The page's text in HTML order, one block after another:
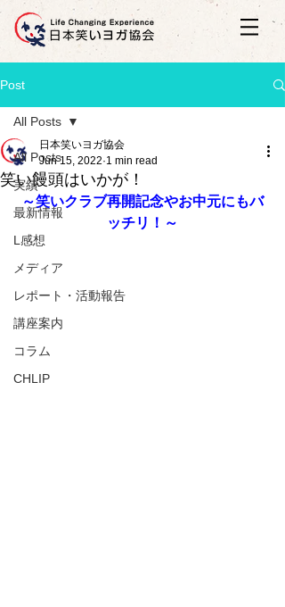
Post
All Posts
実績
最新情報
L感想
メディア
レポート・活動報告
講座案内
コラム
CHLIP
All Posts
笑い饅頭はいかが！
日本笑いヨガ協会
Jun 15, 2022 1 min read
～笑いクラブ再開記念やお中元にもバ
ッチリ！～